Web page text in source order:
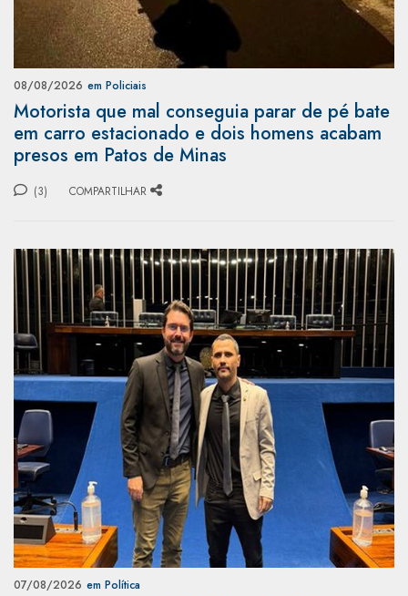
08/08/2026 em Policiais
Motorista que mal conseguia parar de pé bate
em carro estacionado e dois homens acabam
presos em Patos de Minas
(3) COMPARTILHAR
07/08/2026 em Política